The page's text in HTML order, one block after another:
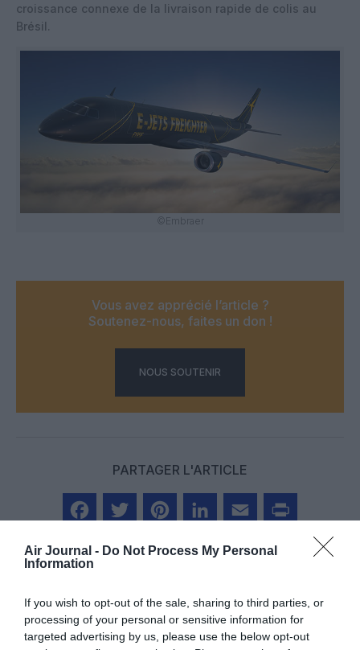
Air Journal - Do Not Process My Personal
Information
If you wish to opt-out of the sale, sharing to third parties, or
processing of your personal or sensitive information for
targeted advertising by us, please use the below opt-out
croissance connexe de la livraison rapide de colis au
Brésil.
©Embraer
Vous avez apprécié l’article ?
Soutenez-nous, faites un don !
NOUS SOUTENIR
PARTAGER L'ARTICLE
FacebookTwitterPinterestLinkedInEmail Print
Aucun commentaire !